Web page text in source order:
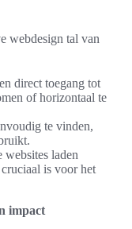
webdesign tal van
direct toegang tot
of horizontaal te
te vinden,
websites laden
is voor het
impact